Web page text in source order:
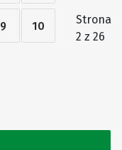
9 10
Strona
2 z 26